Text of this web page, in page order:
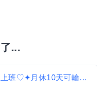
...
小米【三重區】♡睡飽飽才上班♡✦月休10天可輪休假日✦無經驗可✅小米之家門市✅新人均薪33k ↑